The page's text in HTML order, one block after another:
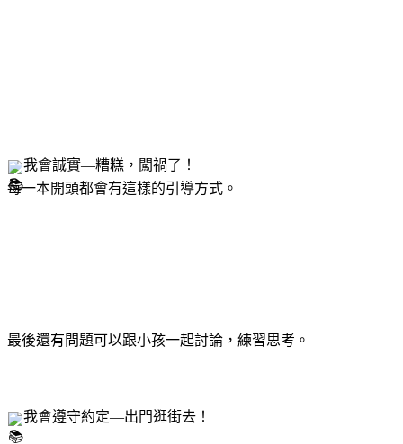
我會誠實—糟糕，闖禍了！
每一本開頭都會有這樣的引導方式。
最後還有問題可以跟小孩一起討論，練習思考。
我會遵守約定—出門逛街去！